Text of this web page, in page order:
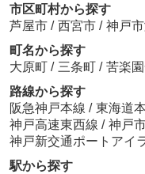
市区町村から探す
芦屋市 / 西宮市 / 神戸
町名から探す
大原町 / 三条町 / 苦楽
路線から探す
阪急神戸本線 / 東海道
神戸高速東西線 / 神戸
神戸新交通ポートアイ
駅から探す